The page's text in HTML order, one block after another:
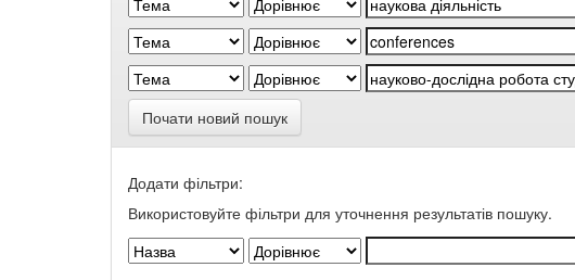
Почати новий пошук
Додати фільтри:
Використовуйте фільтри для уточнення результатів пошуку.